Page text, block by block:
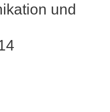
und